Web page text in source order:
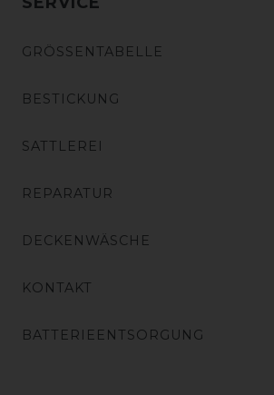
GRÖSSENTABELLE
BESTICKUNG
SATTLEREI
REPARATUR
DECKENWÄSCHE
KONTAKT
BATTERIEENTSORGUNG